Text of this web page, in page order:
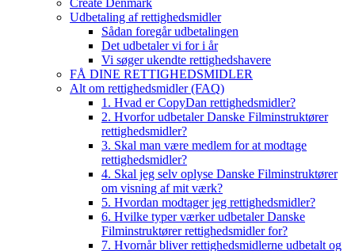
Create Denmark
Udbetaling af rettighedsmidler
Sådan foregår udbetalingen
Det udbetaler vi for i år
Vi søger ukendte rettighedshavere
FÅ DINE RETTIGHEDSMIDLER
Alt om rettighedsmidler (FAQ)
1. Hvad er CopyDan rettighedsmidler?
2. Hvorfor udbetaler Danske Filminstruktører
rettighedsmidler?
3. Skal man være medlem for at modtage
rettighedsmidler?
4. Skal jeg selv oplyse Danske Filminstruktører
om visning af mit værk?
5. Hvordan modtager jeg rettighedsmidler?
6. Hvilke typer værker udbetaler Danske
Filminstruktører rettighedsmidler for?
7. Hvornår bliver rettighedsmidlerne udbetalt og